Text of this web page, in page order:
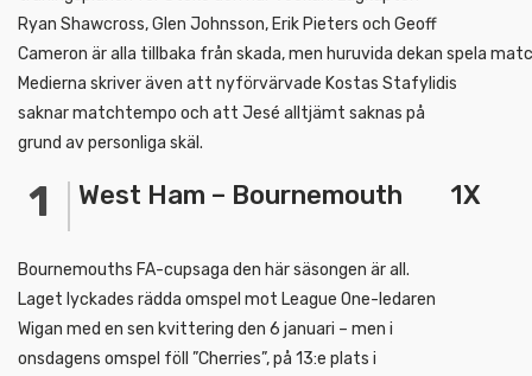
Ryan Shawcross, Glen Johnsson, Erik Pieters och Geoff
Cameron är alla tillbaka från skada, men huruvida dekan spela
Medierna skriver även att nyförvärvade Kostas Stafylidis
saknar matchtempo och att Jesé alltjämt saknas på
grund av personliga skäl.
West Ham – Bournemouth 1X
Bournemouths FA-cupsaga den här säsongen är all.
Laget lyckades rädda omspel mot League One-ledaren
Wigan med en sen kvittering den 6 januari – men i
onsdagens omspel föll ”Cherries”, på 13:e plats i